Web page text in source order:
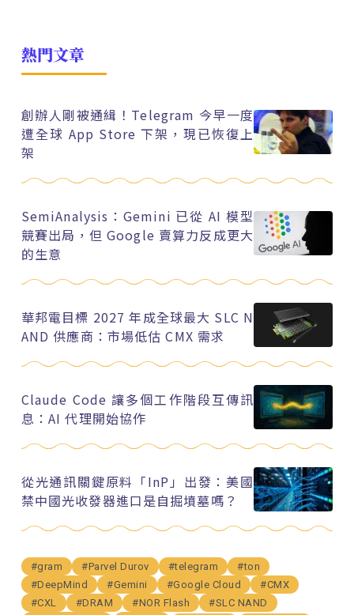
熱門文章
創辦人剛被通緝！Telegram 今早一度
遭全球 App Store 下架，現已恢復上
架
SemiAnalysis：Gemini 已從 AI 模型
競賽出局，但 Google 賣算力反成更大
的生意
華邦電目標 2027 年成全球最大 SLC N
AND 供應商：市場低估 CMX 需求
Claude Code 讓多個工作階段互傳訊
息：AI 代理開始協作
從光通訊關鍵原料「InP」出發：美國
禁中國光收發器進口是自掘墳墓嗎？
#gram #Parvel Durov #telegram
#ton
#DeepMind
#Gemini #Google Cloud
#CMX
#CXL
#DRAM #NOR Flash
#SLC NAND